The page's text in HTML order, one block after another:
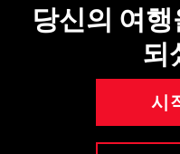
당신의 여
되
시